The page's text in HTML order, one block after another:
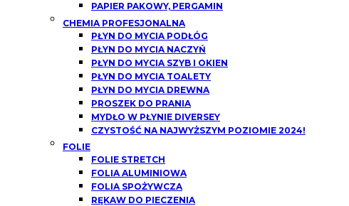
PAPIER PAKOWY, PERGAMIN
CHEMIA PROFESJONALNA
PŁYN DO MYCIA PODŁÓG
PŁYN DO MYCIA NACZYŃ
PŁYN DO MYCIA SZYB I OKIEN
PŁYN DO MYCIA TOALETY
PŁYN DO MYCIA DREWNA
PROSZEK DO PRANIA
MYDŁO W PŁYNIE DIVERSEY
CZYSTOŚĆ NA NAJWYŻSZYM POZIOMIE 2024!
FOLIE
FOLIE STRETCH
FOLIA ALUMINIOWA
FOLIA SPOŻYWCZA
RĘKAW DO PIECZENIA